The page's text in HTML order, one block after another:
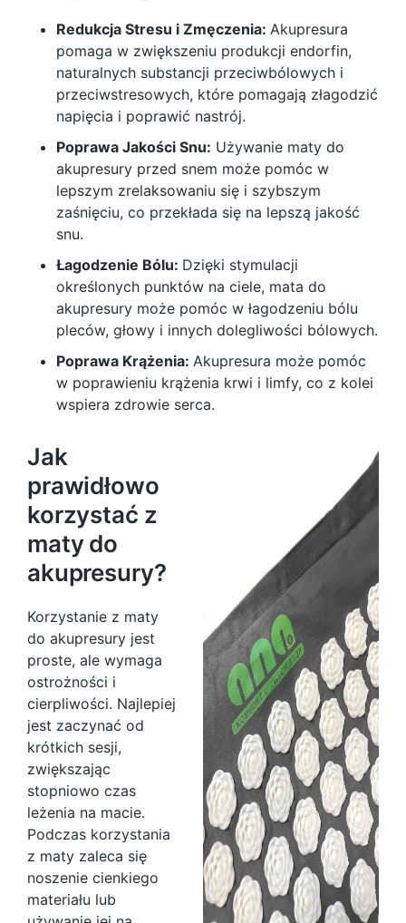
Redukcja Stresu i Zmęczenia: Akupresura
pomaga w zwiększeniu produkcji endorfin,
naturalnych substancji przeciwbólowych i
przeciwstresowych, które pomagają złagodzić
napięcia i poprawić nastrój.
Poprawa Jakości Snu: Używanie maty do
akupresury przed snem może pomóc w
lepszym zrelaksowaniu się i szybszym
zaśnięciu, co przekłada się na lepszą jakość
snu.
Łagodzenie Bólu: Dzięki stymulacji
określonych punktów na ciele, mata do
akupresury może pomóc w łagodzeniu bólu
pleców, głowy i innych dolegliwości bólowych.
Poprawa Krążenia: Akupresura może pomóc
w poprawieniu krążenia krwi i limfy, co z kolei
wspiera zdrowie serca.
Jak
prawidłowo
korzystać z
maty do
akupresury?
Korzystanie z maty
do akupresury jest
proste, ale wymaga
ostrożności i
cierpliwości. Najlepiej
jest zaczynać od
krótkich sesji,
zwiększając
stopniowo czas
leżenia na macie.
Podczas korzystania
z maty zaleca się
noszenie cienkiego
materiału lub